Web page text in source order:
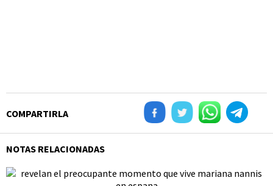
COMPARTIRLA
NOTAS RELACIONADAS